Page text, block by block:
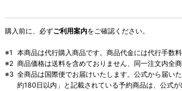
購入前に、必ずご利用案内をご確認ください。
本商品は代行購入商品です。商品代金には代行手数料
商品価格は送料を含めておりません、同一注文内全
全商品は国際便でお届けいたします。公式から届い
約180日以内」と記載されている予約商品は、公式